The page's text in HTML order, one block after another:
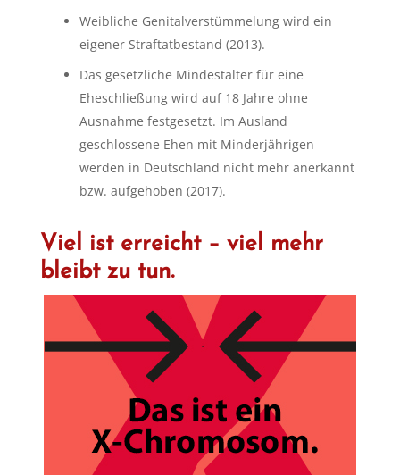
Weibliche Genitalverstümmelung wird ein
eigener Straftatbestand (2013).
Das gesetzliche Mindestalter für eine
Eheschließung wird auf 18 Jahre ohne
Ausnahme festgesetzt. Im Ausland
geschlossene Ehen mit Minderjährigen
werden in Deutschland nicht mehr anerkannt
bzw. aufgehoben (2017).
Viel ist erreicht – viel mehr
bleibt zu tun.